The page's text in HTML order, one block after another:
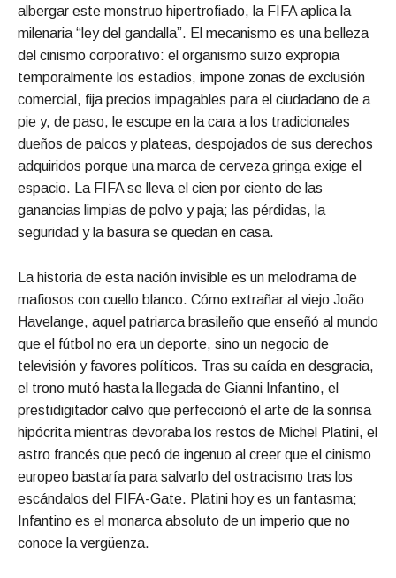
albergar este monstruo hipertrofiado, la FIFA aplica la
milenaria “ley del gandalla”. El mecanismo es una belleza
del cinismo corporativo: el organismo suizo expropia
temporalmente los estadios, impone zonas de exclusión
comercial, fija precios impagables para el ciudadano de a
pie y, de paso, le escupe en la cara a los tradicionales
dueños de palcos y plateas, despojados de sus derechos
adquiridos porque una marca de cerveza gringa exige el
espacio. La FIFA se lleva el cien por ciento de las
ganancias limpias de polvo y paja; las pérdidas, la
seguridad y la basura se quedan en casa.
La historia de esta nación invisible es un melodrama de
mafiosos con cuello blanco. Cómo extrañar al viejo João
Havelange, aquel patriarca brasileño que enseñó al mundo
que el fútbol no era un deporte, sino un negocio de
televisión y favores políticos. Tras su caída en desgracia,
el trono mutó hasta la llegada de Gianni Infantino, el
prestidigitador calvo que perfeccionó el arte de la sonrisa
hipócrita mientras devoraba los restos de Michel Platini, el
astro francés que pecó de ingenuo al creer que el cinismo
europeo bastaría para salvarlo del ostracismo tras los
escándalos del FIFA-Gate. Platini hoy es un fantasma;
Infantino es el monarca absoluto de un imperio que no
conoce la vergüenza.